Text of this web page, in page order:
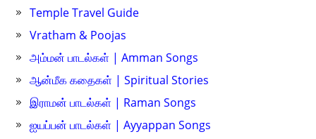
Temple Travel Guide
Vratham & Poojas
அம்மன் பாடல்கள் | Amman Songs
ஆன்மீக கதைகள் | Spiritual Stories
இராமன் பாடல்கள் | Raman Songs
ஐயப்பன் பாடல்கள் | Ayyappan Songs